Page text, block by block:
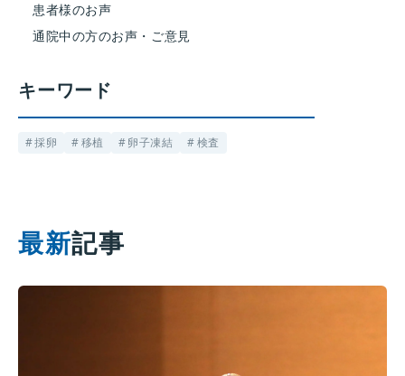
最新記事
患者様のお声
通院中の方のお声・ご意見
キーワード
採卵 移植 卵子凍結 検査